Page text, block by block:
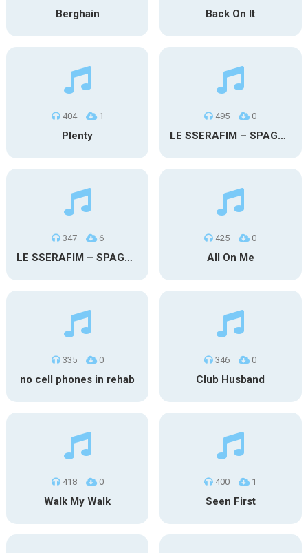
Berghain Back On It
404 1
Plenty
495 0
LE SSERAFIM – SPAGHETTI (Rap)
347 6
LE SSERAFIM – SPAGHETTI
425 0
All On Me
335 0
no cell phones in rehab
346 0
Club Husband
418 0
Walk My Walk
400 1
Seen First